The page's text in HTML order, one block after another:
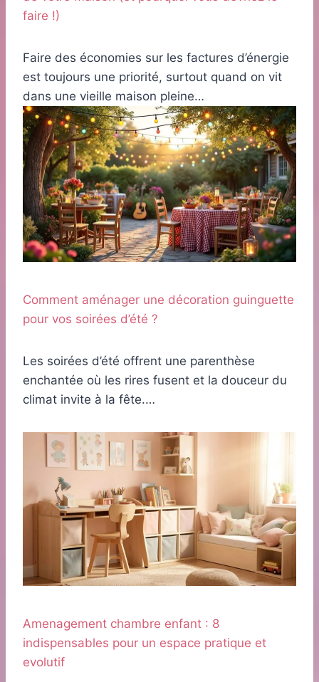
faire !)
Faire des économies sur les factures d’énergie
est toujours une priorité, surtout quand on vit
dans une vieille maison pleine…
Comment aménager une décoration guinguette
pour vos soirées d’été ?
Les soirées d’été offrent une parenthèse
enchantée où les rires fusent et la douceur du
climat invite à la fête.…
Amenagement chambre enfant : 8
indispensables pour un espace pratique et
evolutif